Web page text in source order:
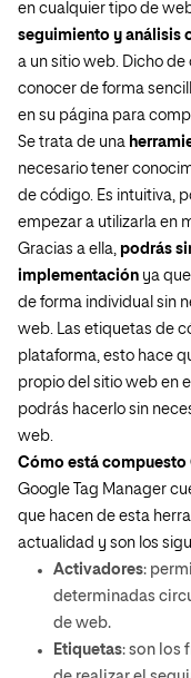
en cualquier tipo de
seguimiento y análisis
a un sitio web. Dicho
conocer de forma
en su página para
Se trata de una
necesario tener
de código. Es intuitiva,
empezar a utilizarla en
Gracias a ella, podrás
implementación ya
de forma individual sin
web. Las etiquetas de
plataforma, esto hace
propio del sitio web en
podrás hacerlo sin
web.
Cómo está compuesto
Google Tag Manager
que hacen de esta
actualidad y son los
Activadores:
determinadas
de web.
Etiquetas: son los